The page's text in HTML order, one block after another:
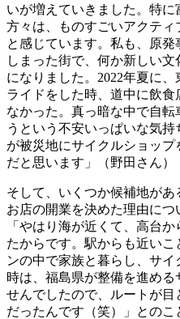
いが増えていきました。特
方々は、ものすごいアクテ
と感じています。私も、原
しまった街で、何か新しい
になりました。2022年夏に
ライドをした時、道中に飲
なかった。真っ暗な中で自
うという不安いっぱいな気
が被災地にサイクルショッ
だと思います」（野田さん）
そして、いくつか候補地が
お店の開業を決めた理由につ
「やはり海が近くて、高台
たからです。駅からも近い
ンの中で家族と暮らし、サ
時は、福島県が整備を進め
せんでしたので、ルートが
だったんです（笑）」とのこ